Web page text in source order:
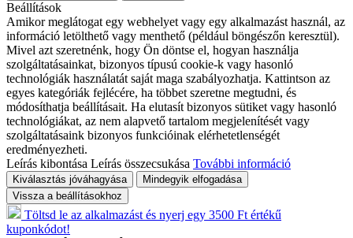
Beállítások
Amikor meglátogat egy webhelyet vagy egy alkalmazást használ, az
információ letölthető vagy menthető (például böngészőn keresztül).
Mivel azt szeretnénk, hogy Ön döntse el, hogyan használja
szolgáltatásainkat, bizonyos típusú cookie-k vagy hasonló
technológiák használatát saját maga szabályozhatja. Kattintson az
egyes kategóriák fejlécére, ha többet szeretne megtudni, és
módosíthatja beállításait. Ha elutasít bizonyos sütiket vagy hasonló
technológiákat, az nem alapvető tartalom megjelenítését vagy
szolgáltatásaink bizonyos funkcióinak elérhetetlenségét
eredményezheti.
Leírás kibontása Leírás összecsukása További információ
Kiválasztás jóváhagyása
Mindegyik elfogadása
Vissza a beállításokhoz
Töltsd le az alkalmazást és nyerj egy 3500 Ft értékű
kuponkódot!